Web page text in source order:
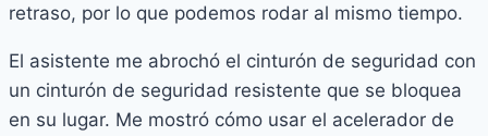
retraso, por lo que podemos rodar al mismo tiempo.
El asistente me abrochó el cinturón de seguridad con
un cinturón de seguridad resistente que se bloquea
en su lugar. Me mostró cómo usar el acelerador de